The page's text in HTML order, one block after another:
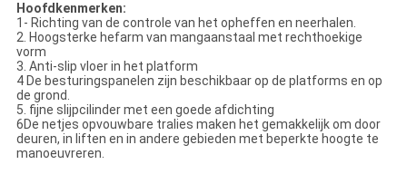
Hoofdkenmerken:
1- Richting van de controle van het opheffen en neerhalen.
2. Hoogsterke hefarm van mangaanstaal met rechthoekige
vorm
3. Anti-slip vloer in het platform
4 De besturingspanelen zijn beschikbaar op de platforms en op
de grond.
5. fijne slijpcilinder met een goede afdichting
6De netjes opvouwbare tralies maken het gemakkelijk om door
deuren, in liften en in andere gebieden met beperkte hoogte te
manoeuvreren.